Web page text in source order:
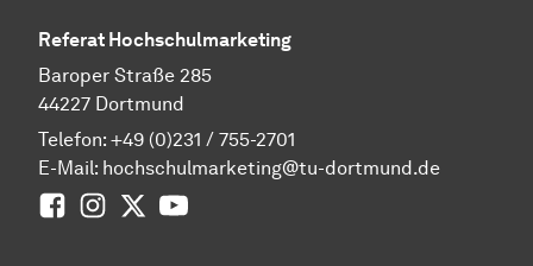
Referat Hochschulmarketing
Baroper Straße 285
44227 Dortmund
Telefon: +49 (0)231 / 755-2701
E-Mail: hochschulmarketing@tu-dortmund.de
FacebookInstagram
TwitterYoutube